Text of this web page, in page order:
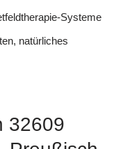
Systeme
natürliches
32609